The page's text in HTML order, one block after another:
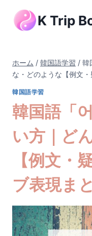
K Trip
ホーム / 韓国語学習 / 韓
な・どのような【例文
韓国語学習
韓国語「
い方｜ど
【例文・
ブ表現ま